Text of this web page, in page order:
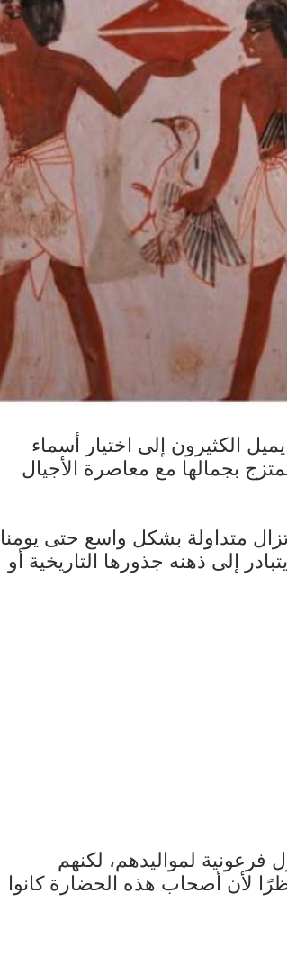
الكثيرون إلى اختيار أسماء
بجمالها مع معاصرة الأجيال
متداولة بشكل واسع حتى يومنا
إلى ذهنه جذورها التاريخية أو
لمواليدهم، لكنهم
لأن أصحاب هذه الحضارة كانوا